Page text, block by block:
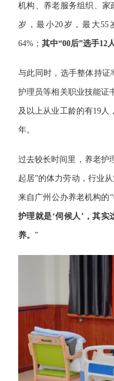
机构、养老服务组织、家
岁，最小20岁，最大55
64%； 其中“00后”选手12
与此同时，选手整体持证
护理员等相关职业技能证
及以上从业工龄的有19人
年。
过去较长时间里，养老护
起居”的体力劳动，行业
来自广州公办养老机构的
护理就是‘伺候人’，其
养。 ”